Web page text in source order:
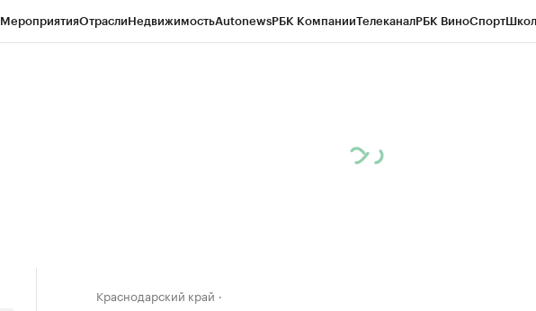
МероприятияОтраслиНедвижимостьAutonewsРБК КомпанииТелеканалРБК ВиноСпорт
Краснодарский край